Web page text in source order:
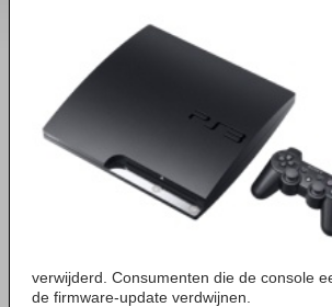
verwijderd. Consumenten die de console
de firmware-update verdwijnen.